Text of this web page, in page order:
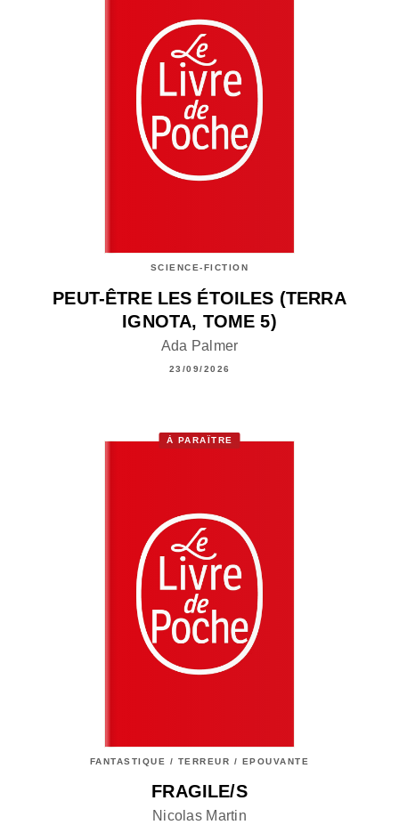
SCIENCE-FICTION
PEUT-ÊTRE LES ÉTOILES (TERRA
IGNOTA, TOME 5)
Ada Palmer
23/09/2026
À PARAÎTRE
FANTASTIQUE / TERREUR / EPOUVANTE
FRAGILE/S
Nicolas Martin